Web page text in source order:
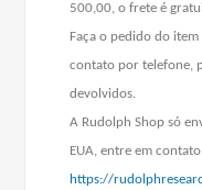
500,00, o frete é
Faça o pedido do
contato por telefone,
devolvidos.
A Rudolph Shop só
EUA, entre em
https://